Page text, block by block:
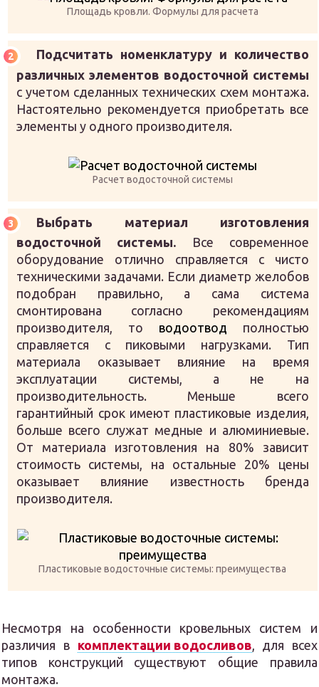
Площадь кровли. Формулы для расчета
Подсчитать номенклатуру и количество
различных элементов водосточной системы
с учетом сделанных технических схем монтажа.
Настоятельно рекомендуется приобретать все
элементы у одного производителя.
Расчет водосточной системы
Выбрать материал изготовления
водосточной системы. Все современное
оборудование отлично справляется с чисто
техническими задачами. Если диаметр желобов
подобран правильно, а сама система
смонтирована согласно рекомендациям
производителя, то водоотвод полностью
справляется с пиковыми нагрузками. Тип
материала оказывает влияние на время
эксплуатации системы, а не на
производительность. Меньше всего
гарантийный срок имеют пластиковые изделия,
больше всего служат медные и алюминиевые.
От материала изготовления на 80% зависит
стоимость системы, на остальные 20% цены
оказывает влияние известность бренда
производителя.
Пластиковые водосточные системы: преимущества
Несмотря на особенности кровельных систем и
различия в комплектации водосливов , для всех
типов конструкций существуют общие правила
монтажа.